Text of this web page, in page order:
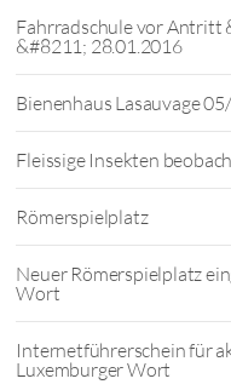
Fahrradschule vor Antritt
&#8211; 28.01.2016
Bienenhaus Lasauvage
Fleissige Insekten
Römerspielplatz
Neuer Römerspielplatz
Wort
Internetführerschein für
Luxemburger Wort